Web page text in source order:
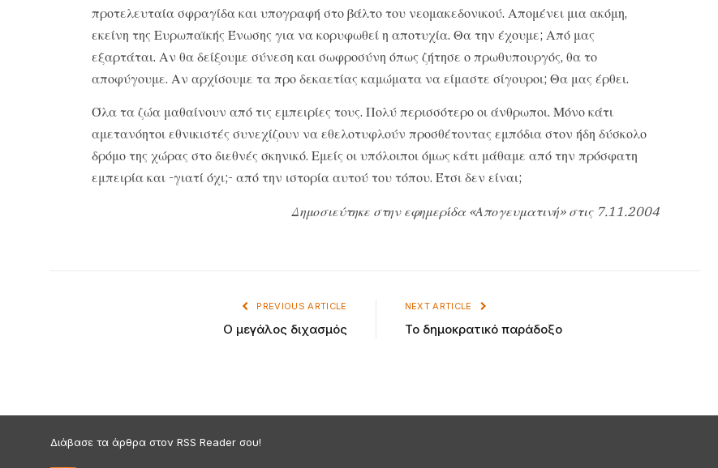
προτελευταία σφραγίδα και υπογραφή στο βάλτο του νεομακεδονικού. Απομένει μια ακόμη,
εκείνη της Ευρωπαϊκής Ένωσης για να κορυφωθεί η αποτυχία. Θα την έχουμε; Από μας
εξαρτάται. Αν θα δείξουμε σύνεση και σωφροσύνη όπως ζήτησε ο πρωθυπουργός, θα το
αποφύγουμε. Αν αρχίσουμε τα προ δεκαετίας καμώματα να είμαστε σίγουροι; Θα μας έρθει.
Όλα τα ζώα μαθαίνουν από τις εμπειρίες τους. Πολύ περισσότερο οι άνθρωποι. Μόνο κάτι
αμετανόητοι εθνικιστές συνεχίζουν να εθελοτυφλούν προσθέτοντας εμπόδια στον ήδη δύσκολο
δρόμο της χώρας στο διεθνές σκηνικό. Εμείς οι υπόλοιποι όμως κάτι μάθαμε από την πρόσφατη
εμπειρία και -γιατί όχι;- από την ιστορία αυτού του τόπου. Έτσι δεν είναι;
Δημοσιεύτηκε στην εφημερίδα «Απογευματινή» στις 7.11.2004
PREVIOUS ARTICLE
Ο μεγάλος διχασμός
NEXT ARTICLE
Το δημοκρατικό παράδοξο
Διάβασε τα άρθρα στον RSS Reader σου!